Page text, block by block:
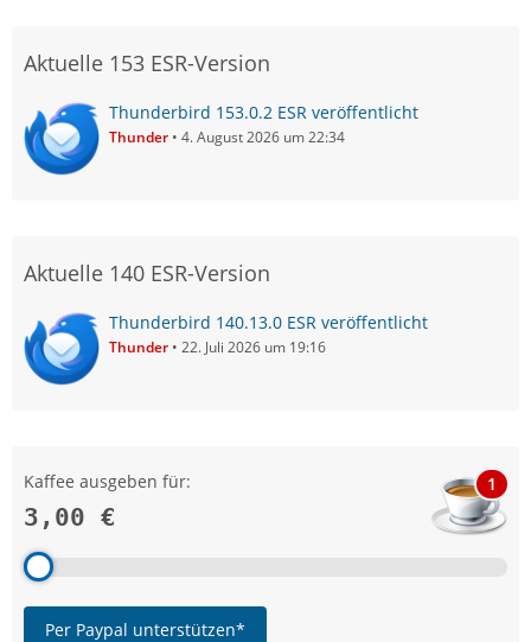
Aktuelle 153 ESR-Version
Thunderbird 153.0.2 ESR veröffentlicht
Thunder 4. August 2026 um 22:34
Aktuelle 140 ESR-Version
Thunderbird 140.13.0 ESR veröffentlicht
Thunder 22. Juli 2026 um 19:16
Kaffee ausgeben für:
3,00 €
1
Per Paypal unterstützen*